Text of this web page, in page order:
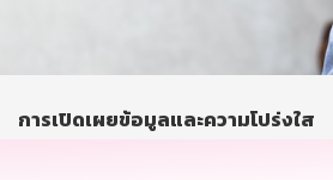
TH
EN
GSB Society
การเปิดเผยข้อมูลและความโปร่งใส